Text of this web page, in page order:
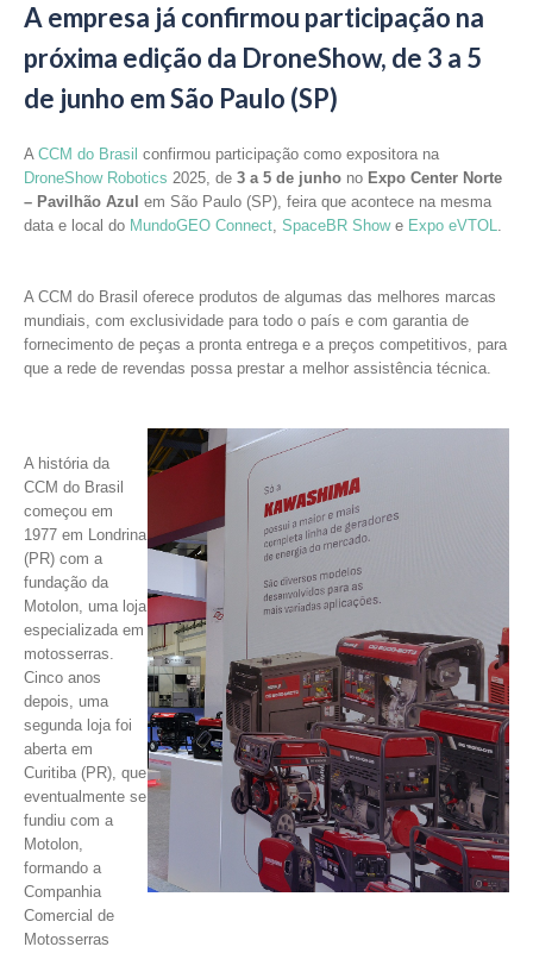
A empresa já confirmou participação na
próxima edição da DroneShow, de 3 a 5
de junho em São Paulo (SP)
A CCM do Brasi confirmou participação como expositora na
DroneShow Robotics 2025, de 3 a 5 de junho no Expo Center Norte
– Pavilhão Azul em São Paulo (SP), feira que acontece na mesma
data e local do MundoGEO Connect, SpaceBR Showe Expo eVTOL.
A CCM do Brasil oferece produtos de algumas das melhores marcas
mundiais, com exclusividade para todo o país e com garantia de
fornecimento de peças a pronta entrega e a preços competitivos, para
que a rede de revendas possa prestar a melhor assistência técnica.
A história da
CCM do Brasil
começou em
1977 em Londrina
(PR) com a
fundação da
Motolon, uma loja
especializada em
motosserras.
Cinco anos
depois, uma
segunda loja foi
aberta em
Curitiba (PR), que
eventualmente se
fundiu com a
Motolon,
formando a
Companhia
Comercial de
Motosserras